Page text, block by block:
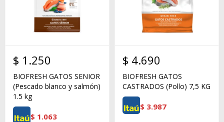
$ 1.250
BIOFRESH GATOS SENIOR
(Pescado blanco y salmón)
1.5 kg
$ 1.063
$ 4.690
BIOFRESH GATOS
CASTRADOS (Pollo) 7,5 KG
$ 3.987